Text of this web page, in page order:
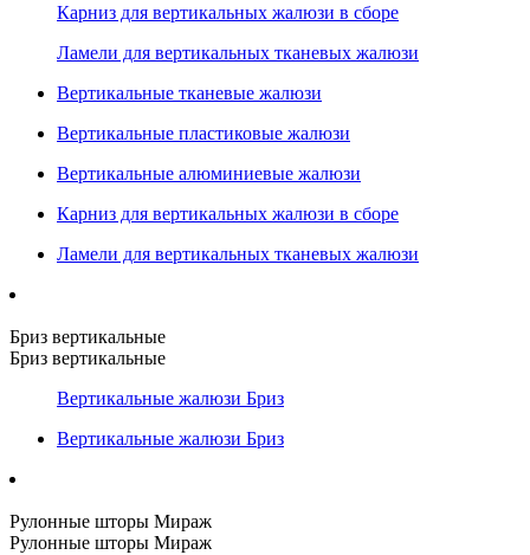
Карниз для вертикальных жалюзи в сборе
Ламели для вертикальных тканевых жалюзи
Вертикальные тканевые жалюзи
Вертикальные пластиковые жалюзи
Вертикальные алюминиевые жалюзи
Карниз для вертикальных жалюзи в сборе
Ламели для вертикальных тканевых жалюзи
Бриз вертикальные
Бриз вертикальные
Вертикальные жалюзи Бриз
Вертикальные жалюзи Бриз
Рулонные шторы Мираж
Рулонные шторы Мираж